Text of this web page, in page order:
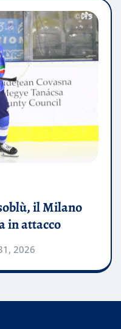
il Milano
in attacco
2026